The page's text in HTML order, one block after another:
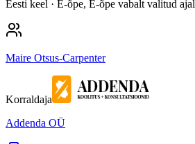
Eesti keel · E-õpe, E-õpe vabalt valitud ajal
Maire Otsus-Carpenter
Korraldaja
Addenda OÜ